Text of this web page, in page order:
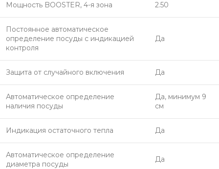
Мощность BOOSTER, 4-я зона 2.50
Постоянное автоматическое
определение посуды с индикацией
контроля
Да
Защита от случайного включения Да
Автоматическое определение
наличия посуды
Да, минимум 9
см
Индикация остаточного тепла Да
Автоматическое определение
диаметра посуды
Да